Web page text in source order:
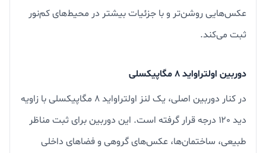
عکس‌هایی روشن‌تر و با جزئیات بیشتر در محیط‌های کم‌نور
ثبت می‌کند.
دوربین اولتراواید ۸ مگاپیکسلی
در کنار دوربین اصلی، یک لنز اولتراواید ۸ مگاپیکسلی با زاویه
دید ۱۲۰ درجه قرار گرفته است. این دوربین برای ثبت مناظر
طبیعی، ساختمان‌ها، عکس‌های گروهی و فضاهای داخلی